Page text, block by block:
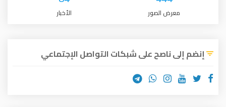
معرض الصور الأخبار
إنضم إلى ناصح على شبكات التواصل الإجتماعي